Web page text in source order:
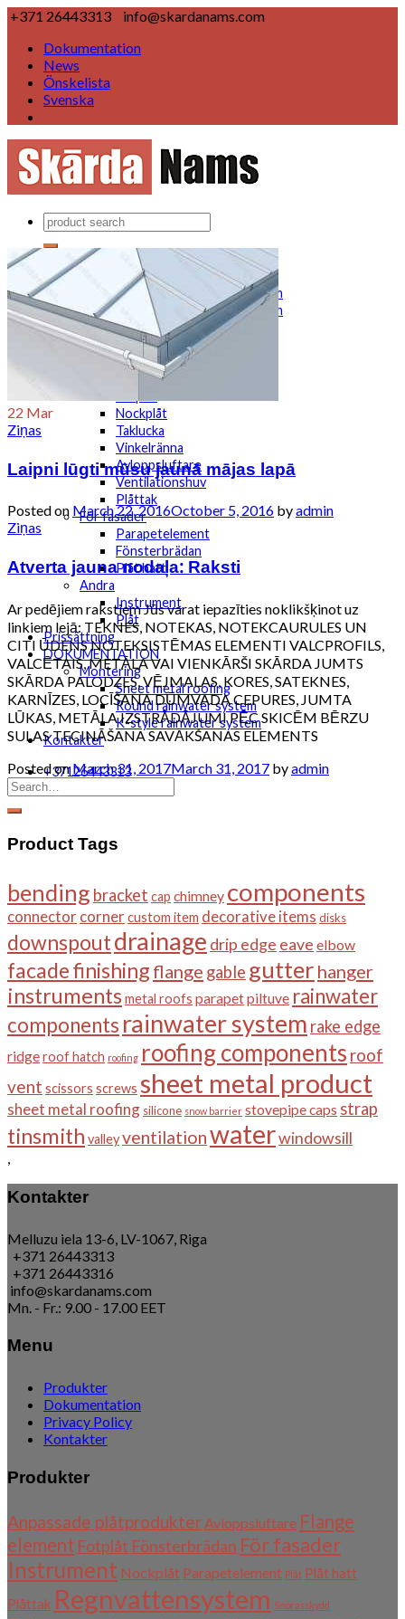
+371 26443313
info@skardanams.com
Dokumentation
News
Önskelista
Svenska
Produkter
Regnvattensystem
Takavvattning Ø 125/100 mm
Takavvattning Ø 150/120 mm
Takavvattning rektangulär
Taktillbehör
Flange element
Vindskiva
Nockplåt
Taklucka
Vinkelränna
Avloppsluftare
Ventilationshuv
Plåttak
För fasader
Parapetelement
Fönsterbrädan
Plåt hatt
Andra
Instrument
Plåt
Prissättning
DOKUMENTATION
Montering
Sheet metal roofing
Round rainwater system
K-style rainwater system
Kontakter
+37126443313
22 Mar
Ziņas
Laipni lūgti mūsu jaunā mājas lapā
Posted on March 22, 2016October 5, 2016 byadmin
Ziņas
Atverta jauna nodaļa: Raksti
Ar pedējiem rakstiem Jūs varat iepazīties noklikšķinot uz
linkiem lejā: TEKNES, NOTEKAS, NOTEKCAURULES UN
CITI ŪDENS NOTEKSISTĒMAS ELEMENTI VALCPROFILS,
VALCĒTAIS, METĀLA VAI VIENKĀRŠI SKĀRDA JUMTS
SKĀRDA PALODZES, VĒJMALAS, KORES, SATEKNES,
KARNĪZES, LOCĪŠANA DŪMVADA CEPURES, JUMTA
LŪKAS, METĀLA IZSTRĀDĀJUMI PĒC SKICĒM BĒRZU
SULAS TECINĀŠANA SAVĀKŠANAS ELEMENTS
Posted onMarch 31, 2017March 31, 2017 byadmin
Product Tags
bending bracket cap chimney components
connectorcornercustom item decorative items disks
downspoutdrainage drip edge eave elbow
facade finishing flange gable gutter hanger
instrumentsmetal roofs parapetpiltuve rainwater
components rainwater system rake edge
ridgeroof hatch roofing roofing components roof
vent scissors screws sheet metal product
sheet metal roofing silicone snow barrier stovepipe caps strap
tinsmith valleyventilationwaterwindowsill
,
Kontakter
Melluzu iela 13-6, LV-1067, Riga
+371 26443313
+371 26443316
info@skardanams.com
Mn. - Fr.: 9.00 - 17.00 EET
Menu
Produkter
Dokumentation
Privacy Policy
Kontakter
Produkter
Anpassade plåtprodukter Avloppsluftare Flange
element Fotplåt Fönsterbrädan För fasader
Instrument Nockplåt Parapetelement Plåt Plåt hatt
Plåttak Regnvattensystem Snörasskydd